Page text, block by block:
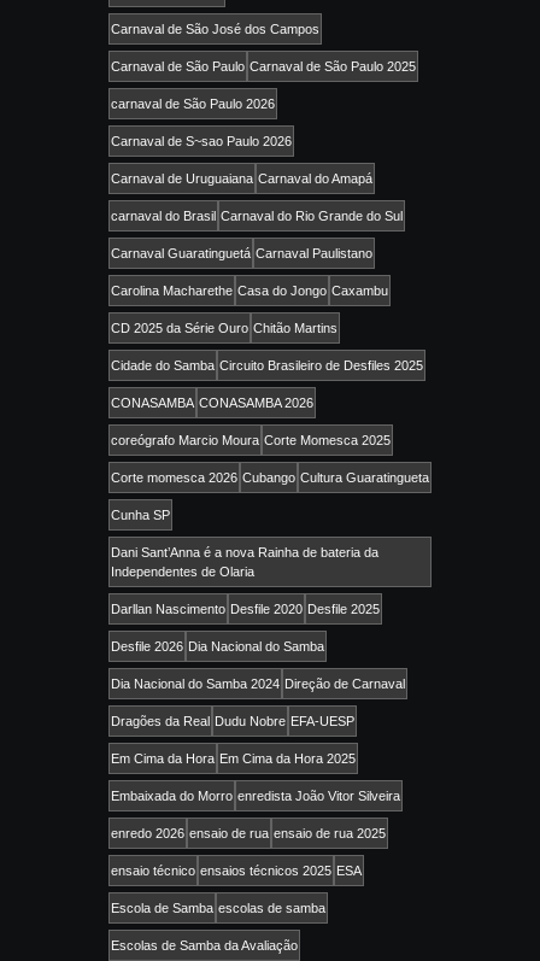
Carnaval de São José dos Campos
Carnaval de São Paulo Carnaval de São Paulo 2025
carnaval de São Paulo 2026
Carnaval de S~sao Paulo 2026
Carnaval de Uruguaiana Carnaval do Amapá
carnaval do Brasil Carnaval do Rio Grande do Sul
Carnaval Guaratinguetá Carnaval Paulistano
Carolina Macharethe Casa do Jongo Caxambu
CD 2025 da Série Ouro Chitão Martins
Cidade do Samba Circuito Brasileiro de Desfiles 2025
CONASAMBA CONASAMBA 2026
coreógrafo Marcio Moura Corte Momesca 2025
Corte momesca 2026 Cubango Cultura Guaratingueta
Cunha SP
Dani Sant’Anna é a nova Rainha de bateria da
Independentes de Olaria
Darllan Nascimento Desfile 2020 Desfile 2025
Desfile 2026 Dia Nacional do Samba
Dia Nacional do Samba 2024 Direção de Carnaval
Dragões da Real Dudu Nobre EFA-UESP
Em Cima da Hora Em Cima da Hora 2025
Embaixada do Morro enredista João Vitor Silveira
enredo 2026 ensaio de rua ensaio de rua 2025
ensaio técnico ensaios técnicos 2025 ESA
Escola de Samba escolas de samba
Escolas de Samba da Avaliação